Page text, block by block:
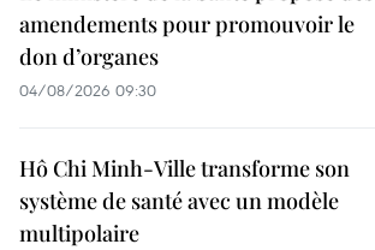
amendements pour promouvoir le
don d’organes
04/08/2026 09:30
Hô Chi Minh-Ville transforme son
système de santé avec un modèle
multipolaire